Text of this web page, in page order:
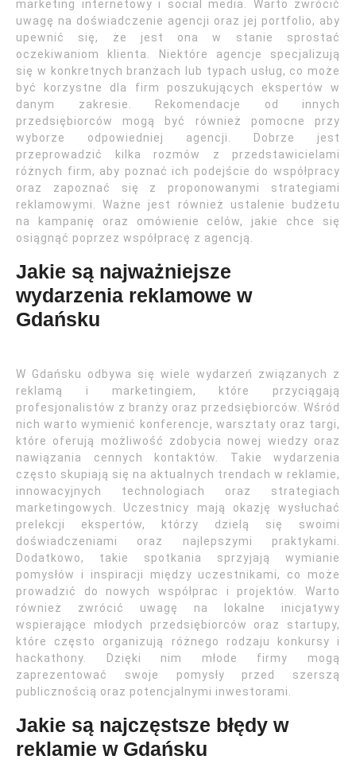
marketing internetowy i social media. Warto zwrócić
uwagę na doświadczenie agencji oraz jej portfolio, aby
upewnić się, że jest ona w stanie sprostać
oczekiwaniom klienta. Niektóre agencje specjalizują
się w konkretnych branżach lub typach usług, co może
być korzystne dla firm poszukujących ekspertów w
danym zakresie. Rekomendacje od innych
przedsiębiorców mogą być również pomocne przy
wyborze odpowiedniej agencji. Dobrze jest
przeprowadzić kilka rozmów z przedstawicielami
różnych firm, aby poznać ich podejście do współpracy
oraz zapoznać się z proponowanymi strategiami
reklamowymi. Ważne jest również ustalenie budżetu
na kampanię oraz omówienie celów, jakie chce się
osiągnąć poprzez współpracę z agencją.
Jakie są najważniejsze
wydarzenia reklamowe w
Gdańsku
W Gdańsku odbywa się wiele wydarzeń związanych z
reklamą i marketingiem, które przyciągają
profesjonalistów z branży oraz przedsiębiorców. Wśród
nich warto wymienić konferencje, warsztaty oraz targi,
które oferują możliwość zdobycia nowej wiedzy oraz
nawiązania cennych kontaktów. Takie wydarzenia
często skupiają się na aktualnych trendach w reklamie,
innowacyjnych technologiach oraz strategiach
marketingowych. Uczestnicy mają okazję wysłuchać
prelekcji ekspertów, którzy dzielą się swoimi
doświadczeniami oraz najlepszymi praktykami.
Dodatkowo, takie spotkania sprzyjają wymianie
pomysłów i inspiracji między uczestnikami, co może
prowadzić do nowych współprac i projektów. Warto
również zwrócić uwagę na lokalne inicjatywy
wspierające młodych przedsiębiorców oraz startupy,
które często organizują różnego rodzaju konkursy i
hackathony. Dzięki nim młode firmy mogą
zaprezentować swoje pomysły przed szerszą
publicznością oraz potencjalnymi inwestorami.
Jakie są najczęstsze błędy w
reklamie w Gdańsku